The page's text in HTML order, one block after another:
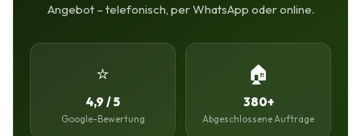
Angebot – telefonisch, per WhatsApp oder online.
⭐
4,9 / 5
Google-Bewertung
🏠
380+
Abgeschlossene Aufträge